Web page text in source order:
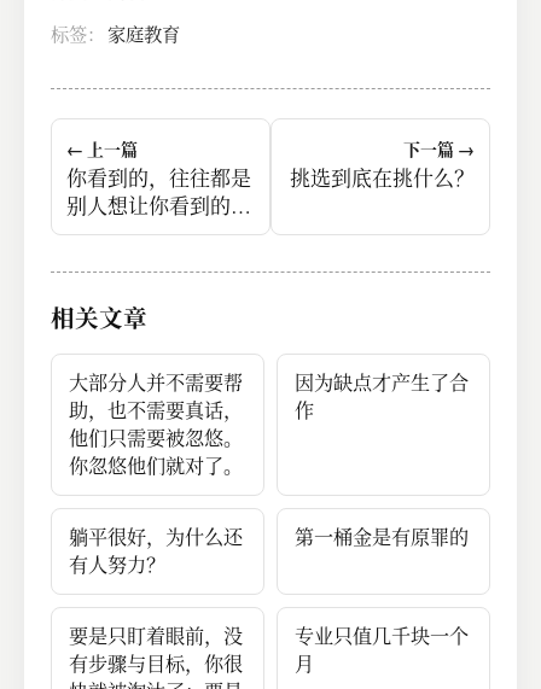
标签： 家庭教育
← 上一篇
你看到的，往往都是
别人想让你看到的，
你以为的，往往都是
下一篇 →
挑选到底在挑什么？
相关文章
大部分人并不需要帮
助，也不需要真话，
他们只需要被忽悠。
你忽悠他们就对了。
因为缺点才产生了合
作
躺平很好，为什么还
有人努力？
第一桶金是有原罪的
要是只盯着眼前，没
有步骤与目标，你很
专业只值几千块一个
月